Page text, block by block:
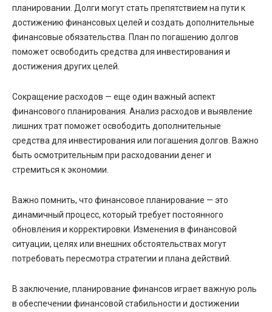
планировании. Долги могут стать препятствием на пути к
достижению финансовых целей и создать дополнительные
финансовые обязательства. План по погашению долгов
поможет освободить средства для инвестирования и
достижения других целей.
Сокращение расходов — еще один важный аспект
финансового планирования. Анализ расходов и выявление
лишних трат поможет освободить дополнительные
средства для инвестирования или погашения долгов. Важно
быть осмотрительным при расходовании денег и
стремиться к экономии.
Важно помнить, что финансовое планирование — это
динамичный процесс, который требует постоянного
обновления и корректировки. Изменения в финансовой
ситуации, целях или внешних обстоятельствах могут
потребовать пересмотра стратегии и плана действий.
В заключение, планирование финансов играет важную роль
в обеспечении финансовой стабильности и достижении